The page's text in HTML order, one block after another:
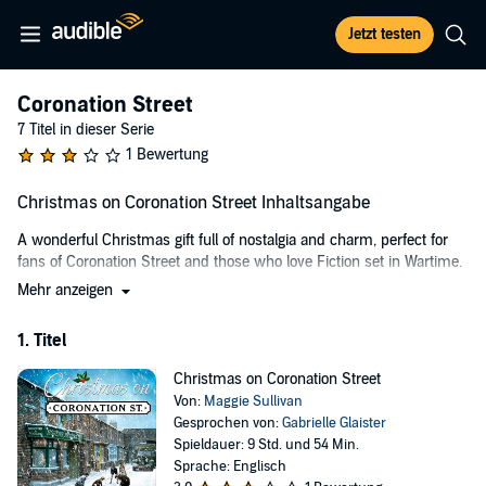
Jetzt testen
Coronation Street
7 Titel in dieser Serie
1 Bewertung
Christmas on Coronation Street Inhaltsangabe
A wonderful Christmas gift full of nostalgia and charm, perfect for
fans of Coronation Street and those who love Fiction set in Wartime.
Elsie Grimshaw lives in one of the worst streets in Weatherfield and
drudgery of working at the local mill. Grabbing at the slim chances
and her marriage to bad boy, Arnold Tanner at only sixteen years
old, if not much older, then certainly wiser.
Going under her married name of Elsie Tanner, she and Arnold
move in to No.11 Coronation Street in 1939 as war breaks out. Her
Mehr anzeigen
1. Titel
Christmas on Coronation Street
Von: Maggie Sullivan
Gesprochen von:Gabrielle Glaister
Spieldauer: 9 Std. und 54 Min.
Sprache: Englisch